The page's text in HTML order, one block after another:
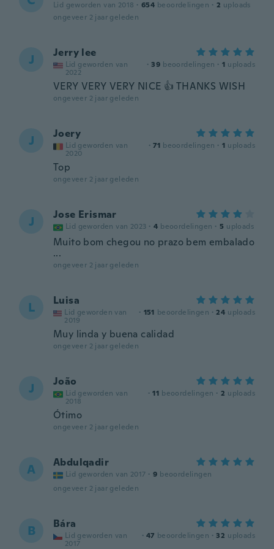
Lid geworden van 2018 · 654 beoordelingen · 2 uploads
ongeveer 2 jaar geleden
J Jerry lee
Lid geworden van
2022
· 39 beoordelingen · 1 uploads
VERY VERY VERY NICE 👍 THANKS WISH
ongeveer 2 jaar geleden
J Joery
Lid geworden van
2020
· 71 beoordelingen · 1 uploads
Top
ongeveer 2 jaar geleden
J Jose Erismar
Lid geworden van 2023 · 4 beoordelingen · 5 uploads
Muito bom chegou no prazo bem embalado
...
ongeveer 2 jaar geleden
L Luisa
Lid geworden van
2019
· 151 beoordelingen · 24 uploads
Muy linda y buena calidad
ongeveer 2 jaar geleden
J João
Lid geworden van
2018
· 11 beoordelingen · 2 uploads
Ótimo
ongeveer 2 jaar geleden
A Abdulqadir
Lid geworden van 2017 · 9 beoordelingen
ongeveer 2 jaar geleden
B Bára
Lid geworden van
2017
· 47 beoordelingen · 32 uploads